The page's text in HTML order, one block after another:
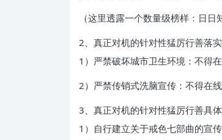
（这里透露一个数量级榜样：日
2、真正对机的针对性猛厉行善落
1）严禁破坏城市卫生环境：不得
2）严禁传销式洗脑宣传：不得在
3、真正对机的针对性猛厉行善具体
1）自行建立关于戒色七部曲的宣